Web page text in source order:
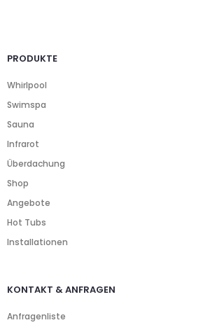
PRODUKTE
Whirlpool
Swimspa
Sauna
Infrarot
Überdachung
Shop
Angebote
Hot Tubs
Installationen
KONTAKT & ANFRAGEN
Anfragenliste